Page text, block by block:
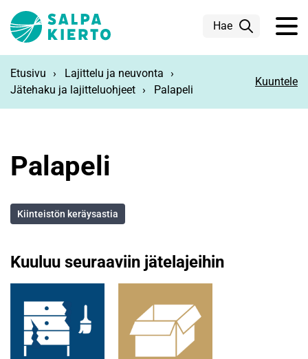
Hae
Etusivu
Lajittelu ja neuvonta
Jätehaku ja lajitteluohjeet
Palapeli
Kuuntele
Palapeli
Kiinteistön keräysastia
Kuuluu seuraaviin jätelajeihin